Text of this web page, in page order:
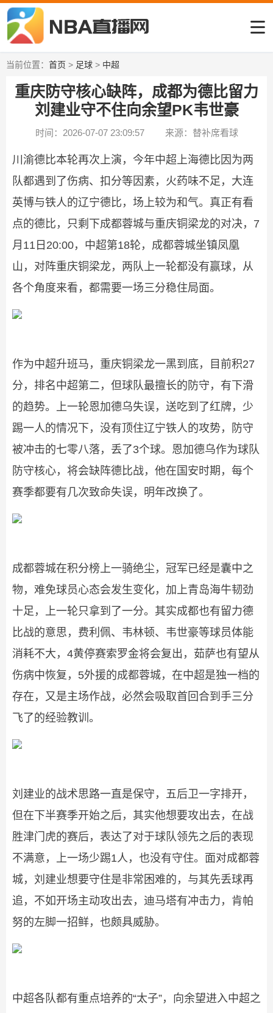
当前位置： 首页 > 足球 > 中超
重庆防守核心缺阵，成都为德比留力
刘建业守不住向余望PK韦世豪
时间：2026-07-07 23:09:57 来源：替补席看球
川渝德比本轮再次上演，今年中超上海德比因为两
队都遇到了伤病、扣分等因素，火药味不足，大连
英博与铁人的辽宁德比，场上较为和气。真正有看
点的德比，只剩下成都蓉城与重庆铜梁龙的对决，7
月11日20:00，中超第18轮，成都蓉城坐镇凤凰
山，对阵重庆铜梁龙，两队上一轮都没有赢球，从
各个角度来看，都需要一场三分稳住局面。
作为中超升班马，重庆铜梁龙一黑到底，目前积27
分，排名中超第二，但球队最擅长的防守，有下滑
的趋势。上一轮恩加德乌失误，送吃到了红牌，少
踢一人的情况下，没有顶住辽宁铁人的攻势，防守
被冲击的七零八落，丢了3个球。恩加德乌作为球队
防守核心，将会缺阵德比战，他在国安时期，每个
赛季都要有几次致命失误，明年改换了。
成都蓉城在积分榜上一骑绝尘，冠军已经是囊中之
物，难免球员心态会发生变化，加上青岛海牛韧劲
十足，上一轮只拿到了一分。其实成都也有留力德
比战的意思，费利佩、韦林顿、韦世豪等球员体能
消耗不大，4黄停赛索罗金将会复出，茹萨也有望从
伤病中恢复，5外援的成都蓉城，在中超是独一档的
存在，又是主场作战，必然会吸取首回合到手三分
飞了的经验教训。
刘建业的战术思路一直是保守，五后卫一字排开，
但在下半赛季开始之后，其实他想要攻出去，在战
胜津门虎的赛后，表达了对于球队领先之后的表现
不满意，上一场少踢1人，也没有守住。面对成都蓉
城，刘建业想要守住是非常困难的，与其先丢球再
追，不如开场主动攻出去，迪马塔有冲击力，肯帕
努的左脚一招鲜，也颇具威胁。
中超各队都有重点培养的“太子”，向余望进入中超之